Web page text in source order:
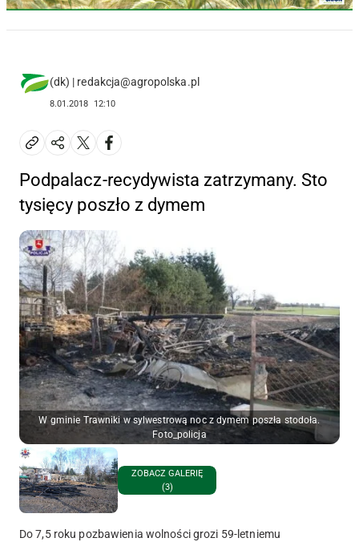
(dk) | redakcja@agropolska.pl
8.01.2018 12:10
Podpalacz-recydywista zatrzymany. Sto
tysięcy poszło z dymem
W gminie Trawniki w sylwestrową noc z dymem poszła stodoła.
Foto_policja
ZOBACZ GALERIĘ
(3)
Do 7,5 roku pozbawienia wolności grozi 59-letniemu